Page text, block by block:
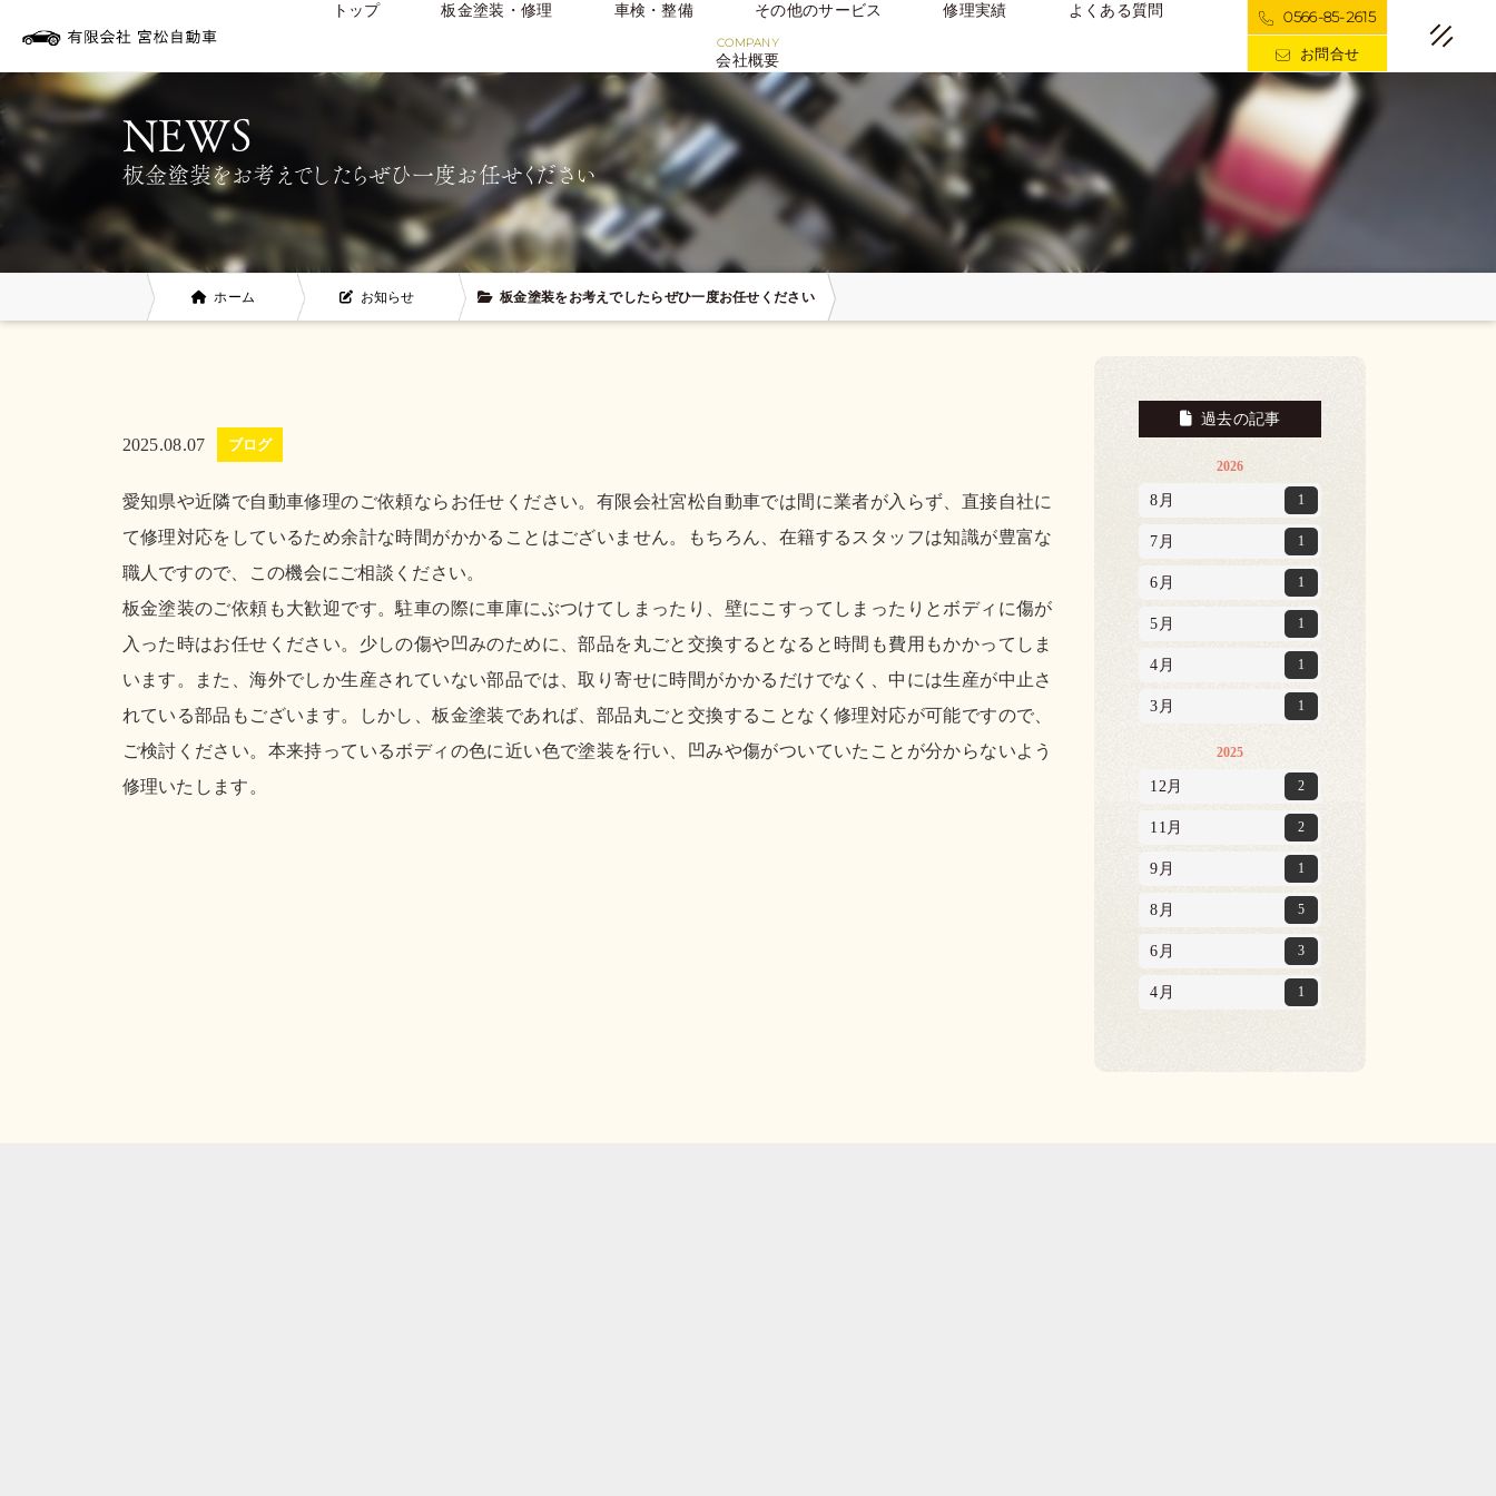
トップ 板金塗装・修理 車検・整備 その他のサービス 修理実績 よくある質問
会社概要
0566-85-2615
お問合せ
板金塗装をお考えでしたらぜひ一度お任せください
ホーム お知らせ 板金塗装をお考えでしたらぜひ一度お任せください
2025.08.07 ブログ
愛知県や近隣で自動車修理のご依頼ならお任せください。有限会社宮松自動車では間に業者が入らず、直接自社に
て修理対応をしているため余計な時間がかかることはございません。もちろん、在籍するスタッフは知識が豊富な
職人ですので、この機会にご相談ください。
板金塗装のご依頼も大歓迎です。駐車の際に車庫にぶつけてしまったり、壁にこすってしまったりとボディに傷が
入った時はお任せください。少しの傷や凹みのために、部品を丸ごと交換するとなると時間も費用もかかってしま
います。また、海外でしか生産されていない部品では、取り寄せに時間がかかるだけでなく、中には生産が中止さ
れている部品もございます。しかし、板金塗装であれば、部品丸ごと交換することなく修理対応が可能ですので、
ご検討ください。本来持っているボディの色に近い色で塗装を行い、凹みや傷がついていたことが分からないよう
修理いたします。
過去の記事
2026
8月 1
7月 1
6月 1
5月 1
4月 1
3月 1
2025
12月 2
11月 2
9月 1
8月 5
6月 3
4月 1